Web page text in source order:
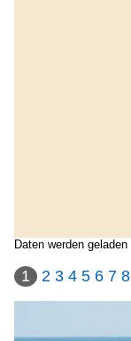
Daten werden geladen
1 2 3 4 5 6 7 8